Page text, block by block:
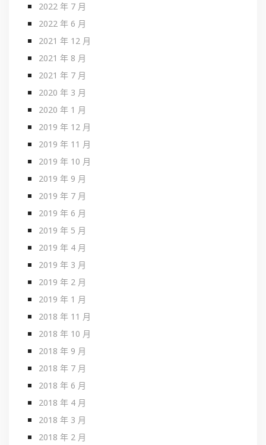
2022 年 7 月
2022 年 6 月
2021 年 12 月
2021 年 8 月
2021 年 7 月
2020 年 3 月
2020 年 1 月
2019 年 12 月
2019 年 11 月
2019 年 10 月
2019 年 9 月
2019 年 7 月
2019 年 6 月
2019 年 5 月
2019 年 4 月
2019 年 3 月
2019 年 2 月
2019 年 1 月
2018 年 11 月
2018 年 10 月
2018 年 9 月
2018 年 7 月
2018 年 6 月
2018 年 4 月
2018 年 3 月
2018 年 2 月